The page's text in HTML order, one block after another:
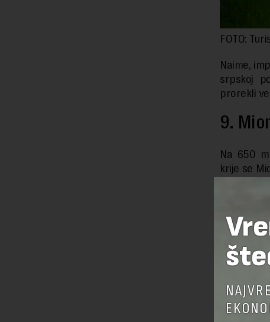
FOTO:
Naime,
srpskoj
prorekli
9.
Na 650
krije se
od njih